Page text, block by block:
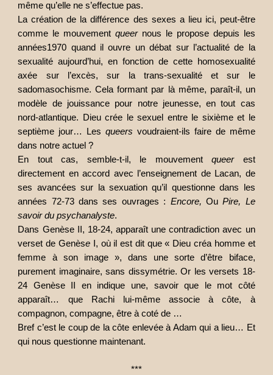
même qu’elle ne s’effectue pas.
La création de la différence des sexes a lieu ici, peut-être
comme le mouvementqueernous le propose depuis les
années1970 quand il ouvre un débat sur l’actualité de la
sexualité aujourd’hui, en fonction de cette homosexualité
axée sur l’excès, sur la trans-sexualité et sur le
sadomasochisme. Cela formant par là même, paraît-il, un
modèle de jouissance pour notre jeunesse, en tout cas
nord-atlantique. Dieu crée le sexuel entre le sixième et le
septième jour… Lesqueers voudraient-ils faire de même
dans notre actuel ?
En tout cas, semble-t-il, le mouvementqueerest
directement en accord avec l’enseignement de Lacan, de
ses avancées sur la sexuation qu’il questionne dans les
années 72-73 dans ses ouvrages : Encore, OuPire, Le
savoir du psychanalyste.
Dans Genèse II, 18-24, apparaît une contradiction avec un
verset de GenèseI, où il est dit que « Dieu créa homme et
femme à son image », dans une sorte d’être biface,
purement imaginaire, sans dissymétrie. Or les versets 18-
24 Genèse II en indique une, savoir que le mot côté
apparaît… que Rachi lui-même associe à côte, à
compagnon, compagne, être à coté de …
Bref c’est le coup de la côte enlevée à Adam qui a lieu… Et
qui nous questionne maintenant.
***